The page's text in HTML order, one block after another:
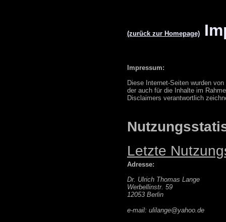
(zurück zur Homepage)
Impressum:
Diese Internet-Seiten wurden
der auch für die Inhalte im
Disclaimers verantwortlich
Letzte
Adresse:
Dr. Ulrich Thomas Lange
Werbellinstr. 59
12053 Berlin
e-mail: ulilange@yahoo.de